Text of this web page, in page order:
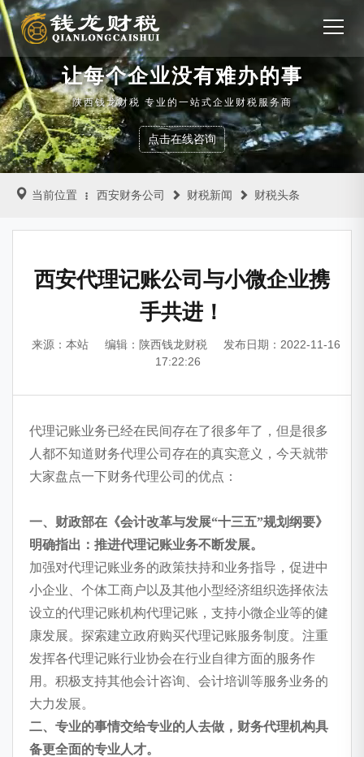
让每个企业没有难办的事
陕西钱龙财税 专业的一站式企业财税服务商
点击在线咨询
当前位置 西安财务公司 财税新闻 财税头条
西安代理记账公司与小微企业携
手共进！
来源：本站 编辑：陕西钱龙财税
发布日期：2022-11-16
17:22:26
代理记账业务已经在民间存在了很多年了，但是很多
人都不知道财务代理公司存在的真实意义，今天就带
大家盘点一下财务代理公司的优点：
一、财政部在《会计改革与发展“十三五”规划纲要》
明确指出：推进代理记账业务不断发展。
加强对代理记账业务的政策扶持和业务指导，促进中
小企业、个体工商户以及其他小型经济组织选择依法
设立的代理记账机构代理记账，支持小微企业等的健
康发展。探索建立政府购买代理记账服务制度。注重
发挥各代理记账行业协会在行业自律方面的服务作
用。积极支持其他会计咨询、会计培训等服务业务的
大力发展。
二、专业的事情交给专业的人去做，财务代理机构具
备更全面的专业人才。